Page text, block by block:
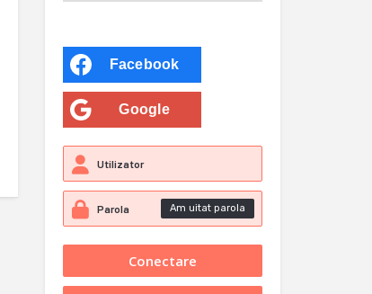
Facebook
Google
Am uitat parola